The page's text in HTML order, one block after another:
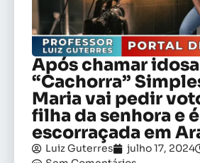
Após chamar
“Cachorra”
Maria vai pedir
filha da senhora e é
escorraçada em
Luiz Guterres julho 17, 2024